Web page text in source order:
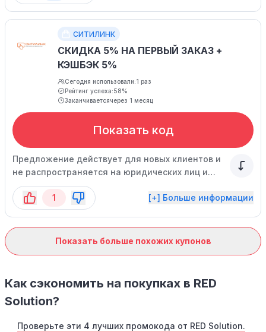
СИТИЛИНК
СКИДКА 5% НА ПЕРВЫЙ ЗАКАЗ +
КЭШБЭК 5%
Сегодня использовали:1 раз
Рейтинг успеха:58%
Заканчиваетсячерез 1 месяц
Показать код
Предложение действует для новых клиентов и
не распространяется на юридических лиц и
индивидуальных предпринимателей.
1
[+] Больше информации
Показать больше похожих купонов
Как сэкономить на покупках в RED
Solution?
Проверьте эти 4 лучших промокода от RED Solution.